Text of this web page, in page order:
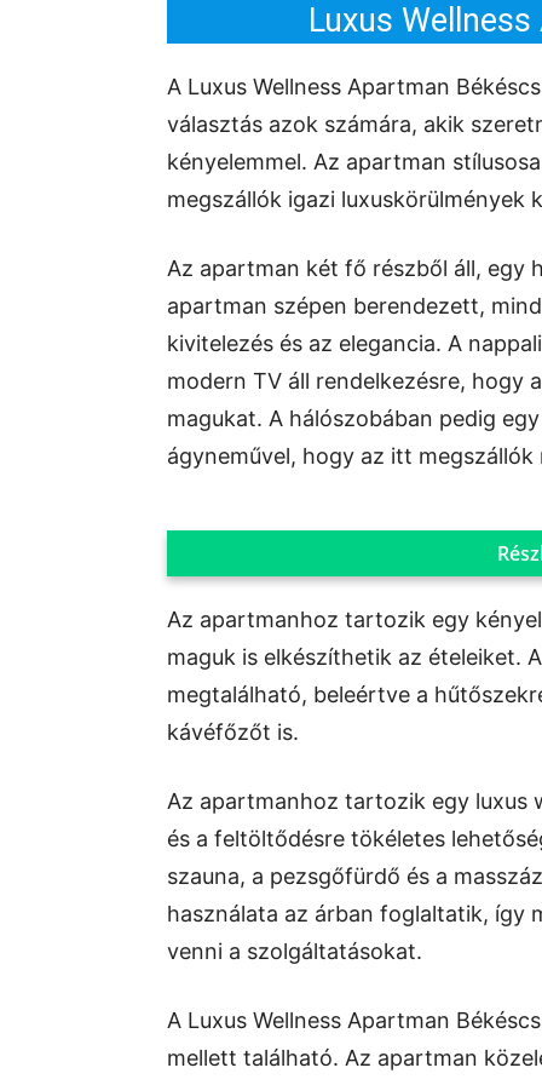
Luxus
A Luxus Wellness Apartman
választás azok számára, akik
kényelemmel. Az apartman
megszállók igazi luxuskörülmények
Az apartman két fő részből áll, egy
apartman szépen berendezett,
kivitelezés és az elegancia. A
modern TV áll rendelkezésre, hogy
magukat. A hálószobában pedig
ágyneművel, hogy az itt
Az apartmanhoz tartozik egy
maguk is elkészíthetik az ételeiket.
megtalálható, beleértve a
kávéfőzőt is.
Az apartmanhoz tartozik egy luxus
és a feltöltődésre tökéletes
szauna, a pezsgőfürdő és a
használata az árban foglaltatik, így
venni a szolgáltatásokat.
A Luxus Wellness Apartman
mellett található. Az apartman